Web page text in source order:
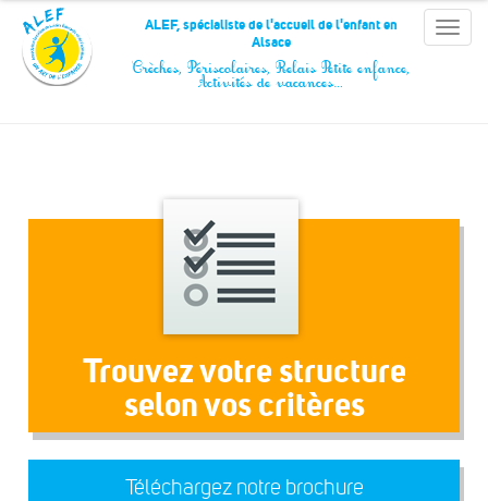
Panneau de gestion des cookies
Toggle
ALEF, spécialiste de l'accueil de l'enfant en
Alsace
Crèches, Périscolaires, Relais Petite enfance,
Activités de vacances…
Trouvez votre structure
selon vos critères
Téléchargez notre brochure